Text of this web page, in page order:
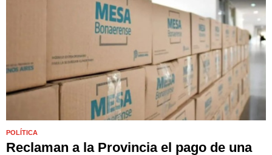
POLÍTICA
Reclaman a la Provincia el pago de una